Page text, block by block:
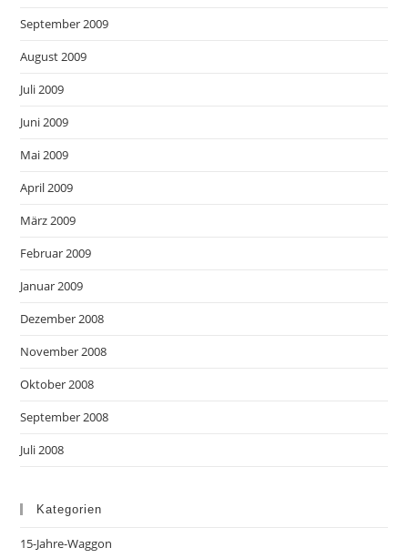
September 2009
August 2009
Juli 2009
Juni 2009
Mai 2009
April 2009
März 2009
Februar 2009
Januar 2009
Dezember 2008
November 2008
Oktober 2008
September 2008
Juli 2008
Kategorien
15-Jahre-Waggon